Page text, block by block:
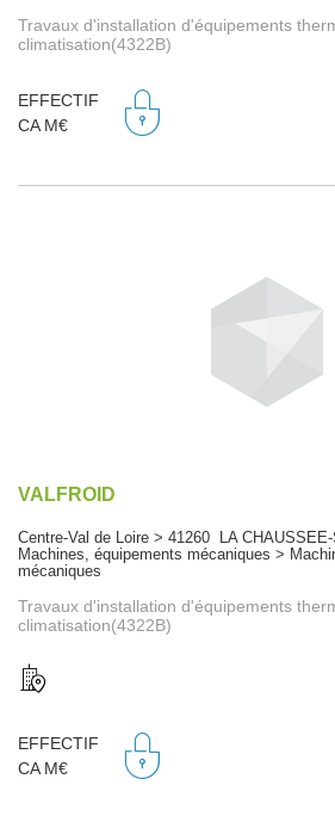
Travaux d'installation d'équipements
climatisation(4322B)
EFFECTIF
CA M€
VALFROID
Centre-Val de Loire > 41260 LA
Machines, équipements mécaniques >
mécaniques
Travaux d'installation d'équipements
climatisation(4322B)
EFFECTIF
CA M€